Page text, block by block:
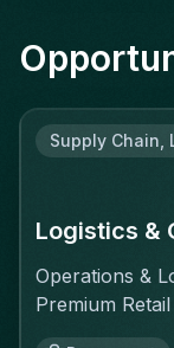
Supply Chain,
Logistics &
Operations &
Premium
RoleYou'll